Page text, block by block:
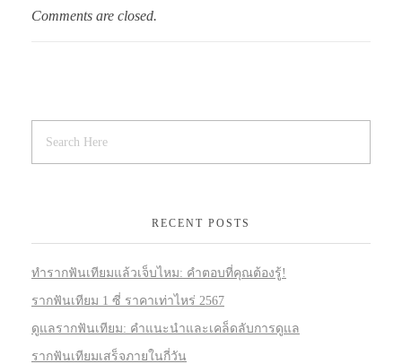
Comments are closed.
RECENT POSTS
ทำรากฟันเทียมแล้วเจ็บไหม: คำตอบที่คุณต้องรู้!
รากฟันเทียม 1 ซี่ ราคาเท่าไหร่ 2567
ดูแลรากฟันเทียม: คำแนะนำและเคล็ดลับการดูแล
รากฟันเทียมเสร็จภายในกี่วัน